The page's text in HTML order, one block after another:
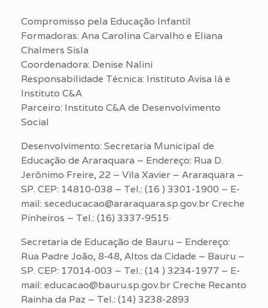
Compromisso pela Educação Infantil
Formadoras: Ana Carolina Carvalho e Eliana
Chalmers Sisla
Coordenadora: Denise Nalini
Responsabilidade Técnica: Instituto Avisa lá e
Instituto C&A
Parceiro: Instituto C&A de Desenvolvimento
Social
Desenvolvimento: Secretaria Municipal de
Educação de Araraquara – Endereço: Rua D.
Jerônimo Freire, 22 – Vila Xavier – Araraquara –
SP. CEP: 14810-038 – Tel.: (16 ) 3301-1900 – E-
mail: seceducacao@araraquara.sp.gov.br Creche
Pinheiros – Tel.: (16) 3337-9515
Secretaria de Educação de Bauru – Endereço:
Rua Padre João, 8-48, Altos da Cidade – Bauru –
SP. CEP: 17014-003 – Tel.: (14 ) 3234-1977 – E-
mail: educacao@bauru.sp.gov.br Creche Recanto
Rainha da Paz – Tel.: (14) 3238-2893